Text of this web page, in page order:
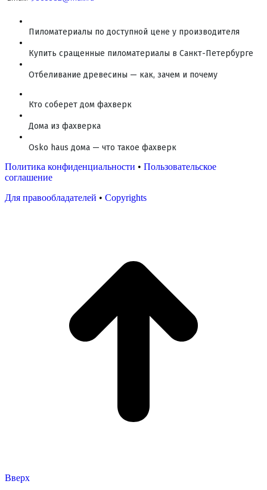
Пиломатериалы по доступной цене у производителя
Купить сращенные пиломатериалы в Санкт-Петербурге
Отбеливание древесины — как, зачем и почему
Кто соберет дом фахверк
Дома из фахверка
Osko haus дома — что такое фахверк
Политика конфиденциальности • Пользовательское
соглашение
Для правообладателей • Copyrights
Вверх